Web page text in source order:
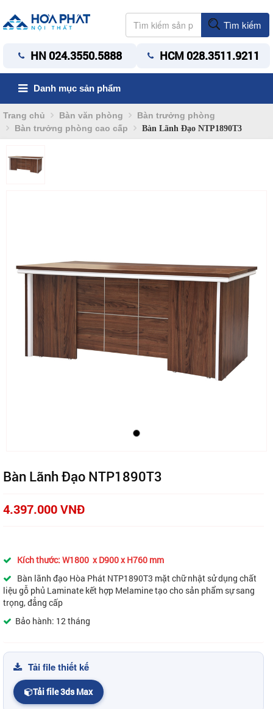
Tìm kiếm
HN 024.3550.5888 HCM 028.3511.9211
Danh mục sản phẩm
Trang chủ Bàn văn phòng
Bàn trưởng phòng
Bàn trưởng phòng cao cấp
Bàn Lãnh Đạo NTP1890T3
Bàn Lãnh Đạo NTP1890T3
4.397.000 VNĐ
Kích thước: W1800 x D900 x H760 mm
Bàn lãnh đạo Hòa Phát NTP1890T3 mặt chữ nhật sử dụng chất
liệu gỗ phủ Laminate kết hợp Melamine tạo cho sản phẩm sự sang
trọng, đẳng cấp
Bảo hành: 12 tháng
Tải file thiết kế
Tải file 3ds Max